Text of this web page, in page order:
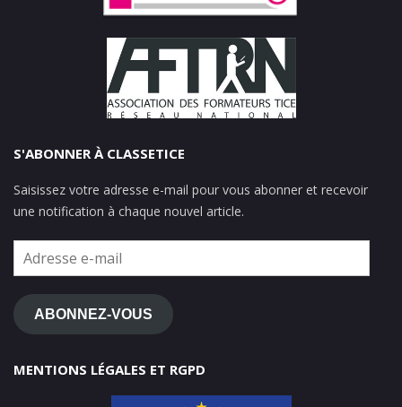
S'ABONNER À CLASSETICE
Saisissez votre adresse e-mail pour vous abonner et recevoir
une notification à chaque nouvel article.
Adresse
e-
mail
ABONNEZ-VOUS
MENTIONS LÉGALES ET RGPD